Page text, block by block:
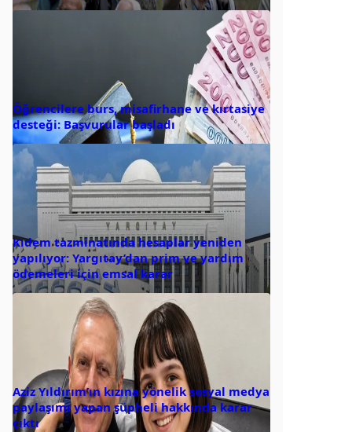
Öğrencilere burs, misafirhane ve kırtasiye
desteği: Başvurular başladı
Kıdem tazminatında hesaplar yeniden
yapılıyor: Yargıtay’dan prim ve yardım
ödemeleri için emsal karar
Aziz Yıldırım’ın kızına yönelik sosyal medya
paylaşımı yapan şüpheli hakkında karar
çıktı